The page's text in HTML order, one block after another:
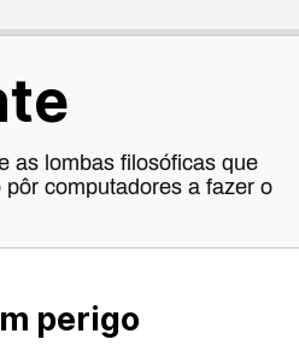
as lombas filosóficas que
computadores a fazer o
perigo